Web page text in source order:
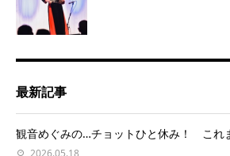
最新記事
観音めぐみの…チョットひと休み！ これ